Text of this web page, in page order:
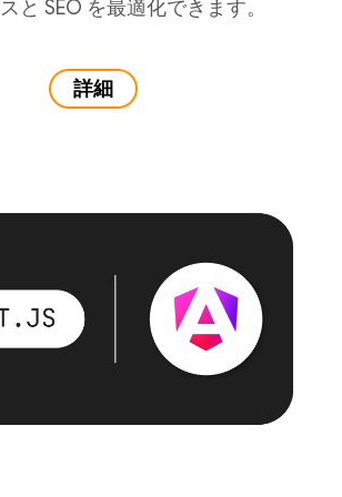
と SEO を最適化できます。
詳細